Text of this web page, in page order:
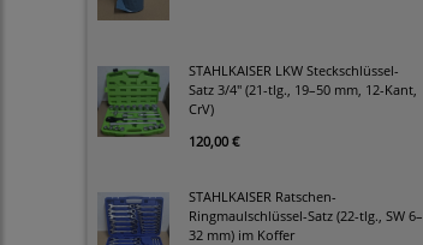
STAHLKAISER LKW Steckschlüssel-
Satz 3/4" (21-tlg., 19–50 mm, 12-Kant,
CrV)
120,00 €
STAHLKAISER Ratschen-
Ringmaulschlüssel-Satz (22-tlg., SW 6–
32 mm) im Koffer